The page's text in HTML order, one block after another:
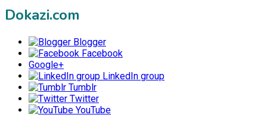
Dokazi.com
Blogger
Facebook
Google+
LinkedIn group
Tumblr
Twitter
YouTube